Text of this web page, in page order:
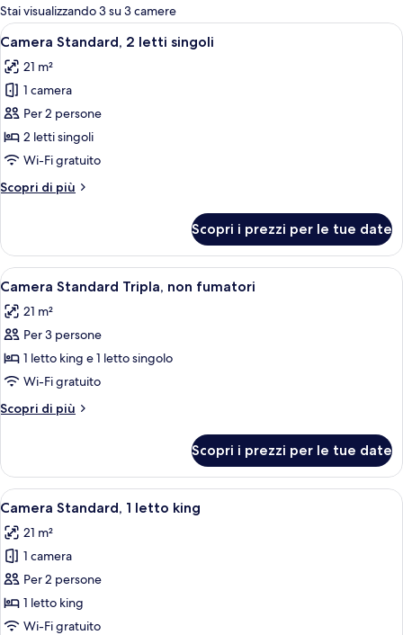
per
le
camere
Stai visualizzando 3 su 3 camere
Apri
tutte
le
foto
per
Camera
Standard,
letti
Una camera d'albergo con un letto
8
Camera Standard, 2 letti singoli
21 m²
1 camera
Per 2 persone
2 letti singoli
Wi-Fi gratuito
Scopri di più
Altri
Standard,
letti
Scopri i prezzi per le tue date
Apri
tutte
le
foto
per
Camera
Standard
Tripla,
fumatori
Una camera d'albergo con un letto
5
Camera Standard Tripla, non fumatori
21 m²
Per 3 persone
1 letto king e 1 letto singolo
Wi-Fi gratuito
Scopri di più
Altri
Standard
Tripla,
non
Scopri i prezzi per le tue date
Apri
tutte
le
foto
per
Camera
Standard,
Una camera d'albergo con un letto
8
Camera Standard, 1 letto king
21 m²
1 camera
Per 2 persone
1 letto king
Wi-Fi gratuito